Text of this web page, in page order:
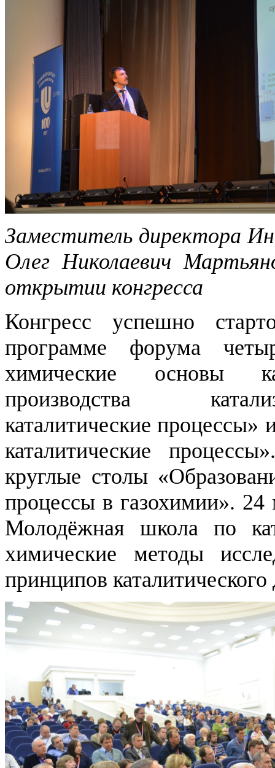
Заместитель директора
Олег Николаевич
открытии конгресса
Конгресс успешно
программе форума
химические основы
производства
каталитические
каталитические
круглые столы
процессы в газохимии». 24
Молодёжная школа по
химические методы
принципов каталитического